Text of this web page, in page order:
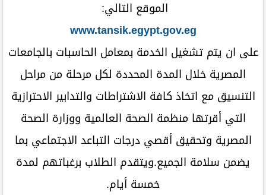
الموقع التالي:
www.tansik.egypt.gov.eg
على ان يتم تشغيل الخدمة بمعامل الحاسبات بالجامعات
المصرية خلال المدة المحددة لكل مرحلة من مراحل
التنسيق مع اتخاذ كافة الاشتراطات والتدابير الاحترازية
التي أقرتها منظمة الصحة العالمية ووزارة الصحة
المصرية وتحقيق أقصي درجات التباعد الاجتماعي بما
يضمن سلامة الجميع.ويتقدم الطلاب برغباتهم لمدة
خمسة أيام.